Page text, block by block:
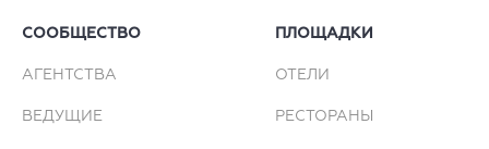
СООБЩЕСТВО
АГЕНТСТВА
ВЕДУЩИЕ
ПЛОЩАДКИ
ОТЕЛИ
РЕСТОРАНЫ